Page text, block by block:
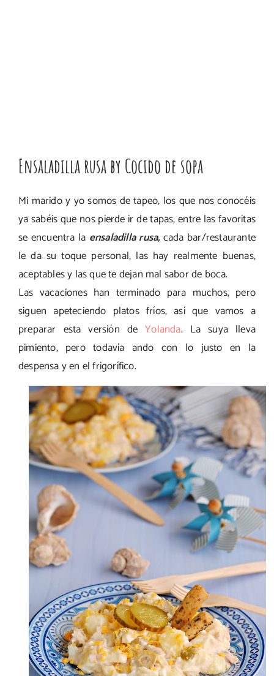
Ensaladilla rusa by Cocido de sopa
Mi marido y yo somos de tapeo, los que nos conocéis
ya sabéis que nos pierde ir de tapas, entre las favoritas
se encuentra la ensaladilla rusa, cada bar/restaurante
le da su toque personal, las hay realmente buenas,
aceptables y las que te dejan mal sabor de boca.
Las vacaciones han terminado para muchos, pero
siguen apeteciendo platos fríos, así que vamos a
preparar esta versión de Yolanda. La suya lleva
pimiento, pero todavía ando con lo justo en la
despensa y en el frigorífico.